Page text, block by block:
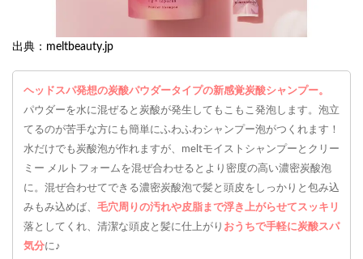
出典：meltbeauty.jp
ヘッドスパ発想の炭酸パウダータイプの新感覚炭酸シャンプー。
パウダーを水に混ぜると炭酸が発生してもこもこ発泡します。泡立
てるのが苦手な方にも簡単にふわふわシャンプー泡がつくれます！
水だけでも炭酸泡が作れますが、meltモイストシャンプーとクリー
ミー メルトフォームを混ぜ合わせるとより密度の高い濃密炭酸泡
に。混ぜ合わせてできる濃密炭酸泡で髪と頭皮をしっかりと包み込
みもみ込めば、 毛穴周りの汚れや皮脂まで浮き上がらせてスッキリ
落としてくれ、清潔な頭皮と髪に仕上がり おうちで手軽に炭酸スパ
気分に♪